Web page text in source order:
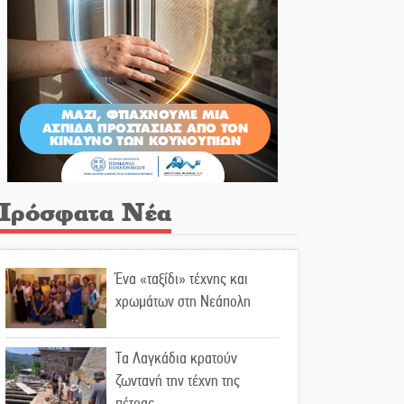
Νέα
Ένα «ταξίδι» τέχνης και
χρωμάτων στη Νεάπολη
Τα Λαγκάδια κρατούν
ζωντανή την τέχνη της